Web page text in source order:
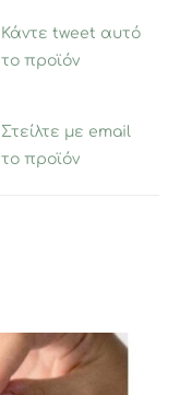
Κάντε tweet αυτό
το προϊόν
Στείλτε με email
το προϊόν